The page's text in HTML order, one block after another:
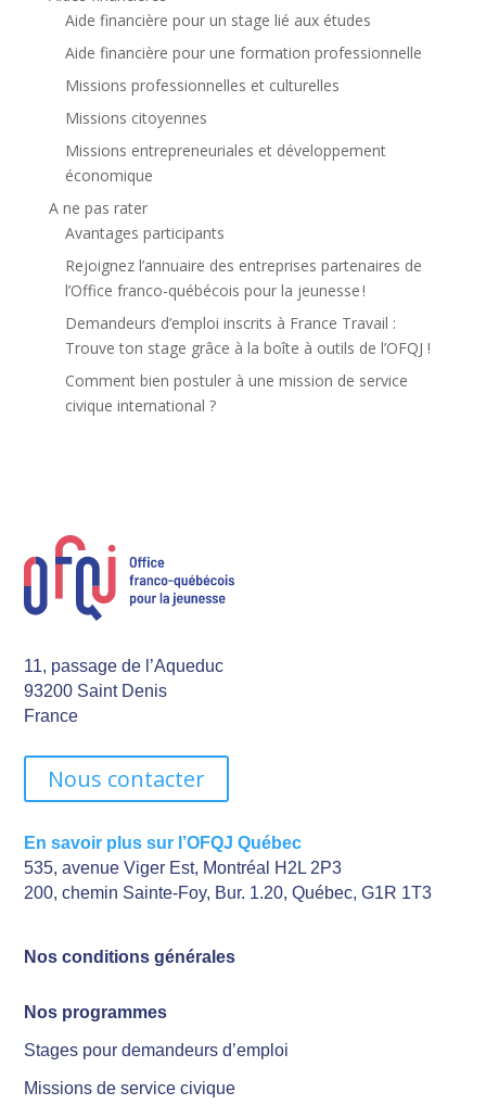
Aide financière pour un stage lié aux études
Aide financière pour une formation professionnelle
Missions professionnelles et culturelles
Missions citoyennes
Missions entrepreneuriales et développement
économique
A ne pas rater
Avantages participants
Rejoignez l’annuaire des entreprises partenaires de
l’Office franco-québécois pour la jeunesse !
Demandeurs d’emploi inscrits à France Travail :
Trouve ton stage grâce à la boîte à outils de l’OFQJ !
Comment bien postuler à une mission de service
civique international ?
11, passage de l’Aqueduc
93200 Saint Denis
France
Nous contacter
En savoir plus sur l’OFQJ Québec
535, avenue Viger Est, Montréal H2L 2P3
200, chemin Sainte-Foy, Bur. 1.20, Québec, G1R 1T3
Nos conditions générales
Nos programmes
Stages pour demandeurs d’emploi
Missions de service civique